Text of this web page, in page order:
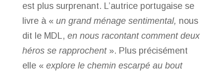
est plus surprenant. L’autrice portugaise se
livre à « un grand ménage sentimental, nous
dit le MDL, en nous racontant comment deux
héros se rapprochent». Plus précisément
elle « explore le chemin escarpé au bout